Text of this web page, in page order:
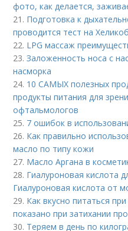
фото, как делается,
21. Подготовка к
проводится тест на
22. LPG массаж
23.Заложенность носа с
насморка
24. 10 САМЫХ полезных
продукты питания для
офтальмологов
25. 7 ошибок в
26. Как правильно
масло по типу кожи
27. Масло Аргана в
28. Гиалуроновая кислота
Гиалуроновая кислота от
29. Как вкусно питаться
показано при затихании
30. Теряем в день по